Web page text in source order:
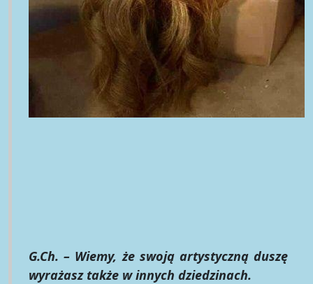
G.Ch. – Wiemy, że swoją artystyczną duszę
wyrażasz także w innych dziedzinach.